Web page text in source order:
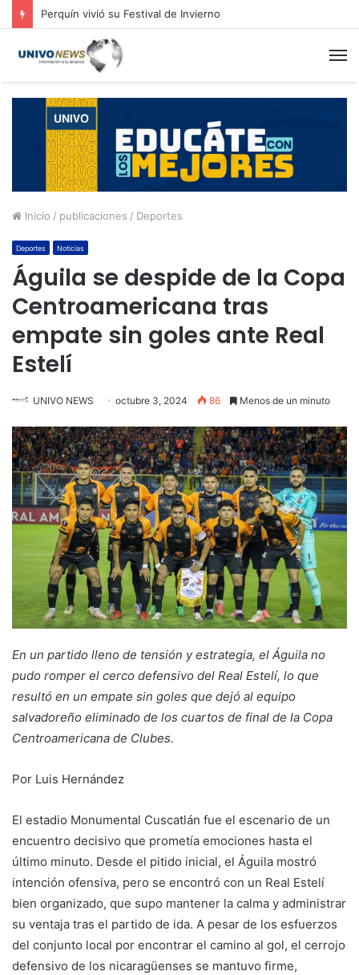
Perquín vivió su Festival de Invierno
Inicio / publicaciones / Deportes
Deportes Noticias
Águila se despide de la Copa
Centroamericana tras
empate sin goles ante Real
Estelí
UNIVO NEWS octubre 3, 2024 86 Menos de un minuto
En un partido lleno de tensión y estrategia, el Águila no
pudo romper el cerco defensivo del Real Estelí, lo que
resultó en un empate sin goles que dejó al equipo
salvadoreño eliminado de los cuartos de final de la Copa
Centroamericana de Clubes.
Por Luis Hernández
El estadio Monumental Cuscatlán fue el escenario de un
encuentro decisivo que prometía emociones hasta el
último minuto. Desde el pitido inicial, el Águila mostró
intención ofensiva, pero se encontró con un Real Estelí
bien organizado, que supo mantener la calma y administrar
su ventaja tras el partido de ida. A pesar de los esfuerzos
del conjunto local por encontrar el camino al gol, el cerrojo
defensivo de los nicaragüenses se mantuvo firme,